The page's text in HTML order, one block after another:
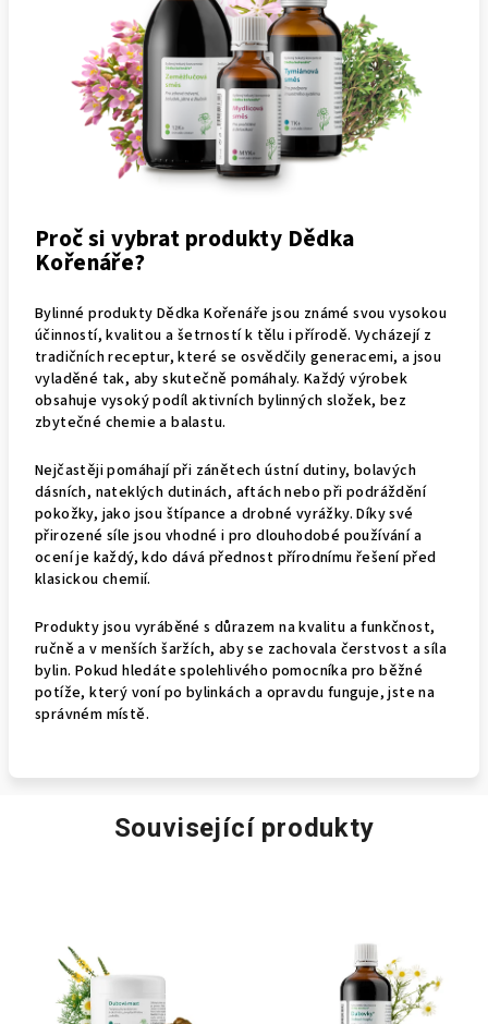
Proč si vybrat produkty Dědka
Kořenáře?
Bylinné produkty Dědka Kořenáře jsou známé svou vysokou
účinností, kvalitou a šetrností k tělu i přírodě. Vycházejí z
tradičních receptur, které se osvědčily generacemi, a jsou
vyladěné tak, aby skutečně pomáhaly. Každý výrobek
obsahuje vysoký podíl aktivních bylinných složek, bez
zbytečné chemie a balastu.
Nejčastěji pomáhají při zánětech ústní dutiny, bolavých
dásních, nateklých dutinách, aftách nebo při podráždění
pokožky, jako jsou štípance a drobné vyrážky. Díky své
přirozené síle jsou vhodné i pro dlouhodobé používání a
ocení je každý, kdo dává přednost přírodnímu řešení před
klasickou chemií.
Produkty jsou vyráběné s důrazem na kvalitu a funkčnost,
ručně a v menších šaržích, aby se zachovala čerstvost a síla
bylin. Pokud hledáte spolehlivého pomocníka pro běžné
potíže, který voní po bylinkách a opravdu funguje, jste na
správném místě.
Související produkty